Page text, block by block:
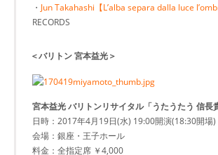
・ Jun Takahashi【L’alba separa dalla luce
RECORDS
＜バリトン 宮本益光＞
宮本益光 バリトンリサイタル「うたうたう 信長
日時：2017年4月19日(水) 19:00開演(18:30開場)
会場：銀座・王子ホール
料金：全指定席 ￥4,000